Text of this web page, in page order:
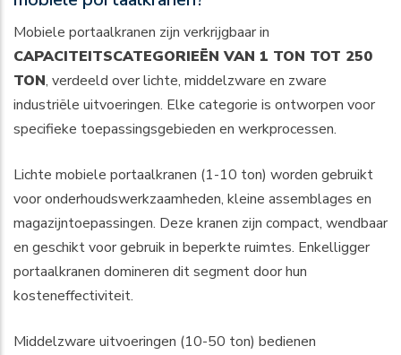
Mobiele portaalkranen zijn verkrijgbaar in
CAPACITEITSCATEGORIEËN VAN 1 TON TOT 250
TON, verdeeld over lichte, middelzware en zware
industriële uitvoeringen. Elke categorie is ontworpen voor
specifieke toepassingsgebieden en werkprocessen.
Lichte mobiele portaalkranen (1-10 ton) worden gebruikt
voor onderhoudswerkzaamheden, kleine assemblages en
magazijntoepassingen. Deze kranen zijn compact, wendbaar
en geschikt voor gebruik in beperkte ruimtes. Enkelligger
portaalkranen domineren dit segment door hun
kosteneffectiviteit.
Middelzware uitvoeringen (10-50 ton) bedienen